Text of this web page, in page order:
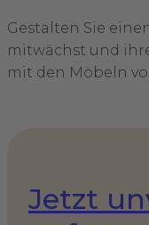
Gestalten Sie
mitwächst und
mit den Möbeln
Jetzt